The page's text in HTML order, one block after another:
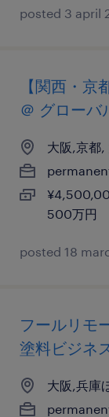
posted 3 april
【関西・
＠ グローバ
大阪,京都,
500万円
posted 18
フールリモ
塗料ビジネ
大阪,兵庫